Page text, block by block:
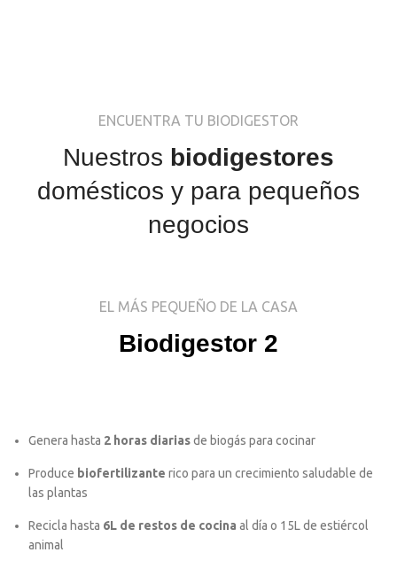
ENCUENTRA TU BIODIGESTOR
Nuestros biodigestores
domésticos y para pequeños
negocios
EL MÁS PEQUEÑO DE LA CASA
Biodigestor 2
Genera hasta 2 horas diariasde biogás para cocinar
Produce biofertilizante rico para un crecimiento saludable de
las plantas
Recicla hasta 6L de restos de cocina al día o 15L de estiércol
animal